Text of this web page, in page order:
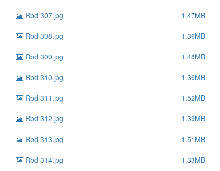
Rbd 307.jpg 1.47MB
Rbd 308.jpg 1.36MB
Rbd 309.jpg 1.48MB
Rbd 310.jpg 1.36MB
Rbd 311.jpg 1.52MB
Rbd 312.jpg 1.39MB
Rbd 313.jpg 1.51MB
Rbd 314.jpg 1.33MB